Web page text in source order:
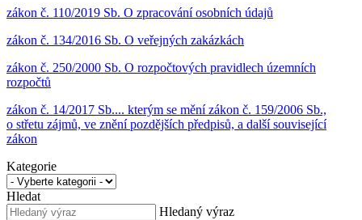
zákon č. 110/2019 Sb. O zpracování osobních údajů
zákon č. 134/2016 Sb. O veřejných zakázkách
zákon č. 250/2000 Sb. O rozpočtových pravidlech územních
rozpočtů
zákon č. 14/2017 Sb.... kterým se mění zákon č. 159/2006 Sb.,
o střetu zájmů, ve znění pozdějších předpisů, a další související
zákon
Kategorie
Hledat
Hledaný výraz